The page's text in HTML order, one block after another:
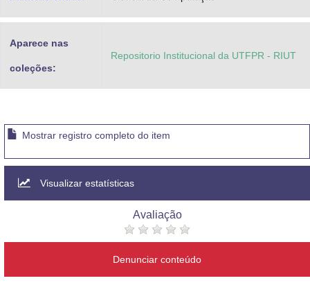
Aparece nas
coleções:
Repositorio Institucional da UTFPR - RIUT
Mostrar registro completo do item
Visualizar estatísticas
Avaliação
Denunciar conteúdo